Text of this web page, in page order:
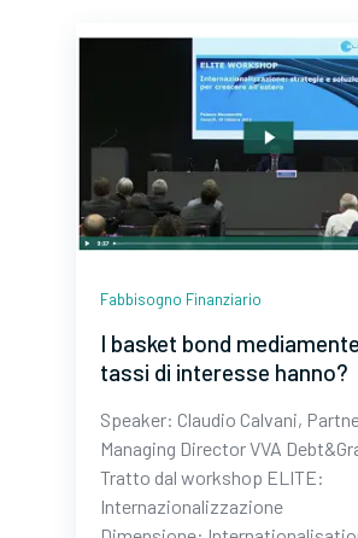
Fabbisogno Finanziario
I basket bond
tassi di interesse hanno?
Speaker: Claudio Calvani,
Managing Director VVA
Tratto dal workshop ELITE:
Internazionalizzazione